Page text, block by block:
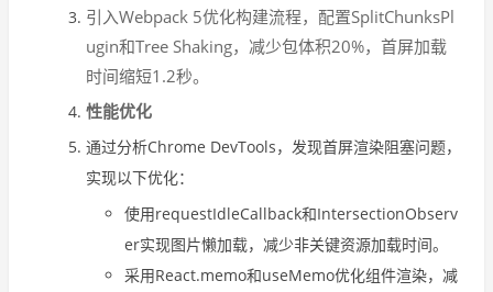
引入Webpack 5优化构建流程，配置SplitChunksPl
ugin和Tree Shaking，减少包体积20%，首屏加载
时间缩短1.2秒。
性能优化
通过分析Chrome DevTools，发现首屏渲染阻塞问题，
实现以下优化：
使用requestIdleCallback和IntersectionObserv
er实现图片懒加载，减少非关键资源加载时间。
采用React.memo和useMemo优化组件渲染，减